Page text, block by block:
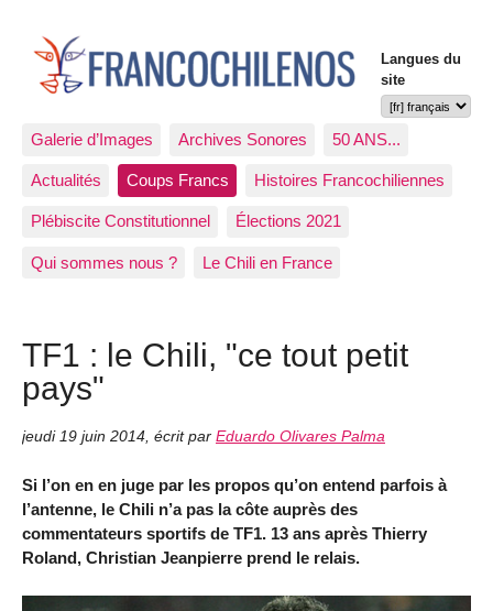
Langues du
site
Galerie d’Images Archives Sonores 50 ANS...
Actualités Coups Francs Histoires Francochiliennes
Plébiscite Constitutionnel Élections 2021
Qui sommes nous ? Le Chili en France
TF1 : le Chili, "ce tout petit
pays"
jeudi 19 juin 2014, écrit par Eduardo Olivares Palma
Si l’on en en juge par les propos qu’on entend parfois à
l’antenne, le Chili n’a pas la côte auprès des
commentateurs sportifs de TF1. 13 ans après Thierry
Roland, Christian Jeanpierre prend le relais.